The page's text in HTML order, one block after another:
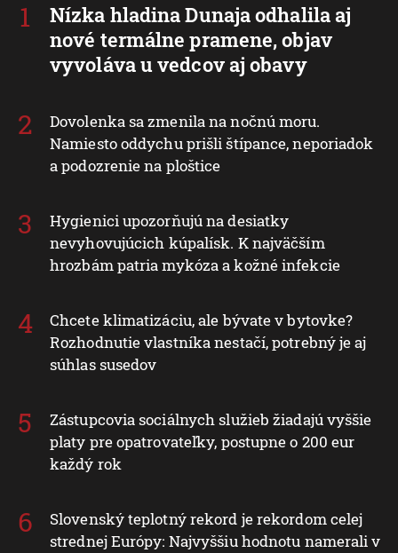
Nízka hladina Dunaja odhalila aj
nové termálne pramene, objav
vyvoláva u vedcov aj obavy
Dovolenka sa zmenila na nočnú moru.
Namiesto oddychu prišli štípance, neporiadok
a podozrenie na ploštice
Hygienici upozorňujú na desiatky
nevyhovujúcich kúpalísk. K najväčším
hrozbám patria mykóza a kožné infekcie
Chcete klimatizáciu, ale bývate v bytovke?
Rozhodnutie vlastníka nestačí, potrebný je aj
súhlas susedov
Zástupcovia sociálnych služieb žiadajú vyššie
platy pre opatrovateľky, postupne o 200 eur
každý rok
Slovenský teplotný rekord je rekordom celej
strednej Európy: Najvyššiu hodnotu namerali v